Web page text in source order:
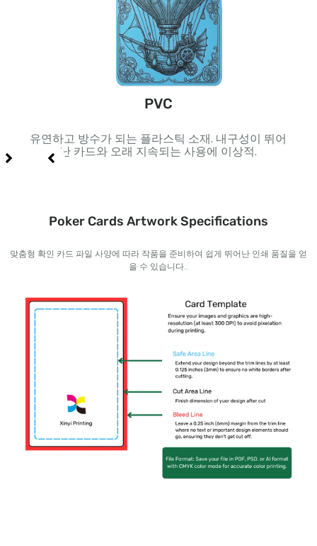
PVC
유연하고 방수가 되는 플라스틱 소재. 내구성이 뛰어
난 카드와 오래 지속되는 사용에 이상적.
Poker Cards Artwork Specifications
맞춤형 확인 카드 파일 사양에 따라 작품을 준비하여 쉽게 뛰어난 인쇄 품질을 얻
을 수 있습니다..